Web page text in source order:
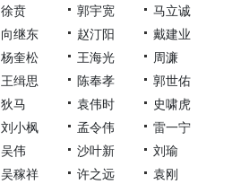
徐贲 郭宇宽
马立诚
向继东 赵汀阳
戴建业
杨奎松 王海光
周濂
王缉思 陈奉孝
郭世佑
狄马 袁伟时
史啸虎
刘小枫 孟令伟
雷一宁
吴伟 沙叶新
刘瑜
吴稼祥 许之远 袁刚